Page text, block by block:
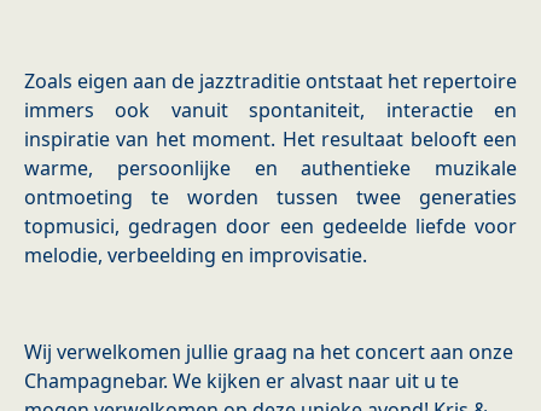
Zoals eigen aan de jazztraditie ontstaat het repertoire
immers ook vanuit spontaniteit, interactie en
inspiratie van het moment. Het resultaat belooft een
warme, persoonlijke en authentieke muzikale
ontmoeting te worden tussen twee generaties
topmusici, gedragen door een gedeelde liefde voor
melodie, verbeelding en improvisatie.
Wij verwelkomen jullie graag na het concert aan onze
Champagnebar. We kijken er alvast naar uit u te